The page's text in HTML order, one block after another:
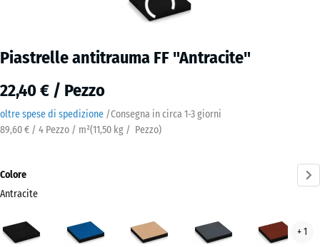
Piastrelle antitrauma FF "Antracite"
22,40 € / Pezzo
oltre spese di spedizione /Consegna in circa 1-3 giorni
89,60 € / 4 Pezzo / m²(11,50 kg / Pezzo)
Colore
Antracite
(active)
sabbia
ardesia
+ 1